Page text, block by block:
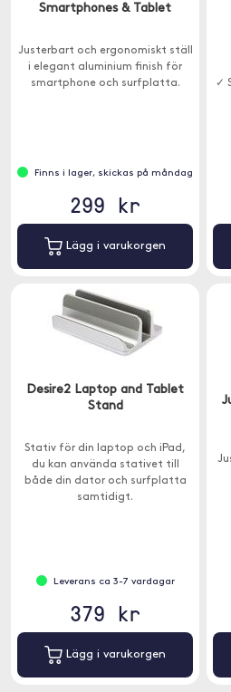
Smartphones & Tablet
Justerbart och ergonomiskt ställ
i elegant aluminium finish för
smartphone och surfplatta.
Finns i lager, skickas på måndag
299 kr
Lägg i varukorgen
✓
Desire2 Laptop and Tablet
Stand
Stativ för din laptop och iPad,
du kan använda stativet till
både din dator och surfplatta
samtidigt.
Leverans ca 3-7 vardagar
379 kr
Lägg i varukorgen